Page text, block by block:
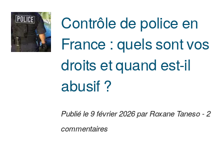
Contrôle de police en
France : quels sont vos
droits et quand est-il
abusif ?
Publié le 9 février 2026 par Roxane Taneso - 2
commentaires